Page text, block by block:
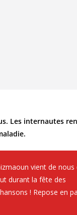
Les internautes
vient de nous
durant la fête des
! Repose en